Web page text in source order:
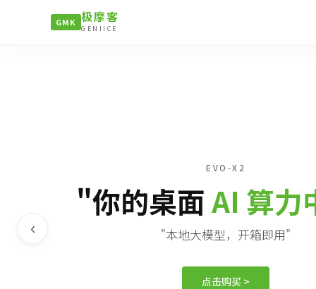
GMK 极摩客
GENIICE
EVO-X2
"你的桌面AI 算力
"本地大模型，开箱即用"
点击购买 >
‹